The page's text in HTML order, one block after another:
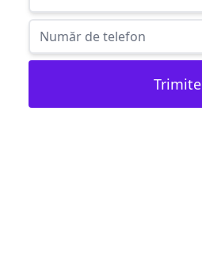
Trimite